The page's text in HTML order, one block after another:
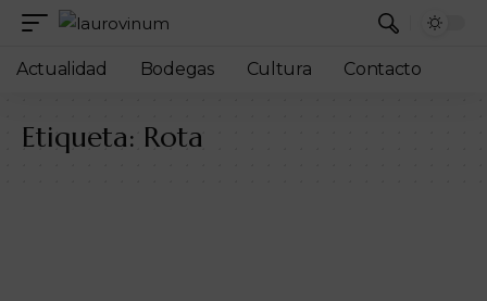
Actualidad Bodegas Cultura Contacto
Etiqueta: Rota